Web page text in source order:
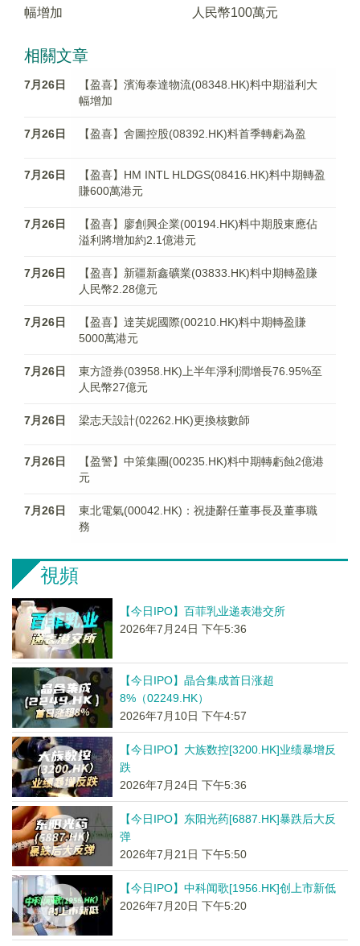
幅增加
人民幣100萬元
相關文章
7月26日
【盈喜】濱海泰達物流(08348.HK)料中期溢利大
幅增加
7月26日 【盈喜】舍圖控股(08392.HK)料首季轉虧為盈
7月26日
【盈喜】HM INTL HLDGS(08416.HK)料中期轉盈
賺600萬港元
7月26日
【盈喜】廖創興企業(00194.HK)料中期股東應佔
溢利將增加約2.1億港元
7月26日
【盈喜】新疆新鑫礦業(03833.HK)料中期轉盈賺
人民幣2.28億元
7月26日
【盈喜】達芙妮國際(00210.HK)料中期轉盈賺
5000萬港元
7月26日
東方證券(03958.HK)上半年淨利潤增長76.95%至
人民幣27億元
7月26日 梁志天設計(02262.HK)更換核數師
7月26日
【盈警】中策集團(00235.HK)料中期轉虧蝕2億港
元
7月26日
東北電氣(00042.HK)：祝捷辭任董事長及董事職
務
視頻
【今日IPO】百菲乳业递表港交所
2026年7月24日 下午5:36
【今日IPO】晶合集成首日涨超
8%（02249.HK）
2026年7月10日 下午4:57
【今日IPO】大族数控[3200.HK]业绩暴增反
跌
2026年7月24日 下午5:36
【今日IPO】东阳光药[6887.HK]暴跌后大反
弹
2026年7月21日 下午5:50
【今日IPO】中科闻歌[1956.HK]创上市新低
2026年7月20日 下午5:20